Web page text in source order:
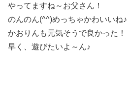
やってますね～お父さん！
のんのん(^^)めっちゃかわいいね♪
かおりんも元気そうで良かった！
早く、遊びたいよ～ん♪